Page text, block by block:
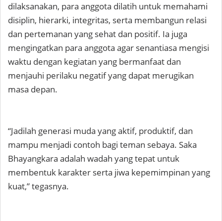
dilaksanakan, para anggota dilatih untuk memahami
disiplin, hierarki, integritas, serta membangun relasi
dan pertemanan yang sehat dan positif. Ia juga
mengingatkan para anggota agar senantiasa mengisi
waktu dengan kegiatan yang bermanfaat dan
menjauhi perilaku negatif yang dapat merugikan
masa depan.
“Jadilah generasi muda yang aktif, produktif, dan
mampu menjadi contoh bagi teman sebaya. Saka
Bhayangkara adalah wadah yang tepat untuk
membentuk karakter serta jiwa kepemimpinan yang
kuat,” tegasnya.